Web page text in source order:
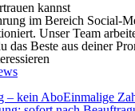
kannst
im Bereich Social-
Unser Team
das Beste aus deiner
Einmalige